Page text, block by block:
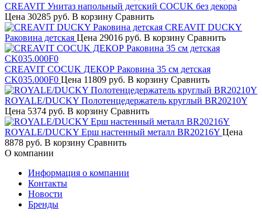
CREAVIT Унитаз напольный детский COCUK без декора
Цена 30285 руб. В корзину Сравнить
CREAVIT DUCKY
Раковина детская Цена 29016 руб. В корзину Сравнить
CREAVIT COCUK ДЕКОР Раковина 35 см детская
CK035.000F0 Цена 11809 руб. В корзину Сравнить
ROYALE/DUCKY Полотенцедержатель круглый BR20210Y
Цена 5374 руб. В корзину Сравнить
ROYALE/DUCKY Ерш настенный металл BR20216Y Цена
8878 руб. В корзину Сравнить
О компании
Информация о компании
Контакты
Новости
Бренды